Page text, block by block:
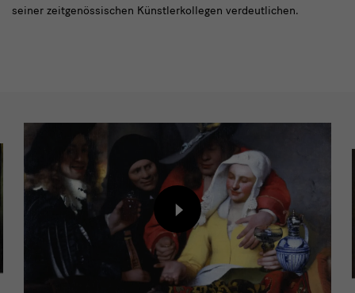
seiner zeitgenössischen Künstlerkollegen verdeutlichen.
Filme
Inhalt
von
externem
Anbieter
laden